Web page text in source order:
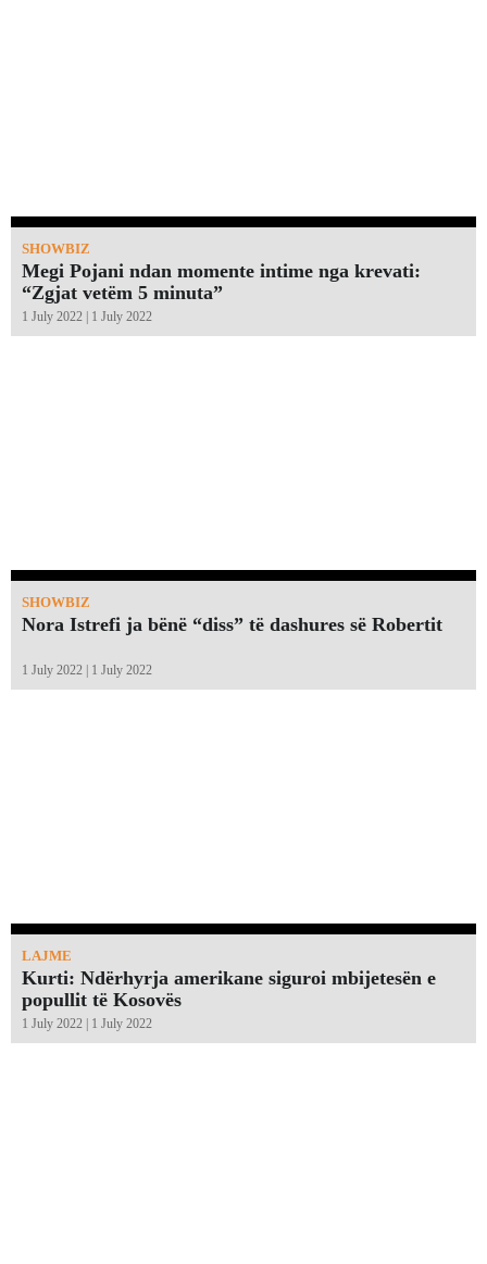
SHOWBIZ
Megi Pojani ndan momente intime nga krevati:
“Zgjat vetëm 5 minuta”￼
1 July 2022 | 1 July 2022
SHOWBIZ
Nora Istrefi ja bënë “diss” të dashures së Robertit
1 July 2022 | 1 July 2022
LAJME
Kurti: Ndërhyrja amerikane siguroi mbijetesën e
popullit të Kosovës
1 July 2022 | 1 July 2022